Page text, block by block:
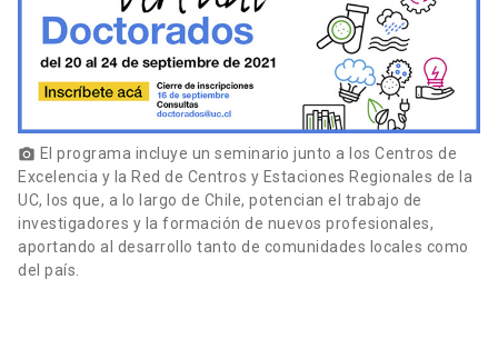
photo_camera El programa incluye un seminario junto a los Centros de
Excelencia y la Red de Centros y Estaciones Regionales de la
UC, los que, a lo largo de Chile, potencian el trabajo de
investigadores y la formación de nuevos profesionales,
aportando al desarrollo tanto de comunidades locales como
del país.